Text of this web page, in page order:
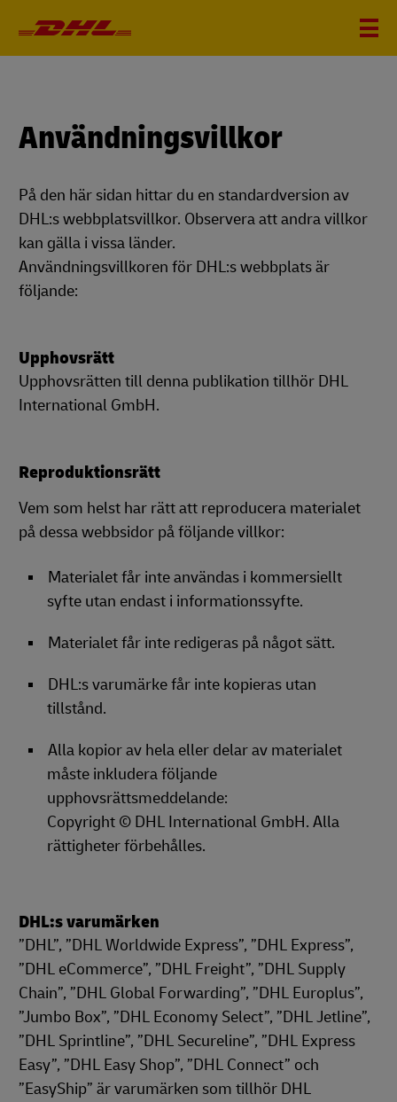
Användningsvillkor
På den här sidan hittar du en standardversion av
DHL:s webbplatsvillkor. Observera att andra villkor
kan gälla i vissa länder.
Användningsvillkoren för DHL:s webbplats är
följande:
Upphovsrätt
Upphovsrätten till denna publikation tillhör DHL
International GmbH.
Reproduktionsrätt
Vem som helst har rätt att reproducera materialet
på dessa webbsidor på följande villkor:
Materialet får inte användas i kommersiellt
syfte utan endast i informationssyfte.
Materialet får inte redigeras på något sätt.
DHL:s varumärke får inte kopieras utan
tillstånd.
Alla kopior av hela eller delar av materialet
måste inkludera följande
upphovsrättsmeddelande:
Copyright © DHL International GmbH. Alla
rättigheter förbehålles.
DHL:s varumärken
”DHL”, ”DHL Worldwide Express”, ”DHL Express”,
”DHL eCommerce”, ”DHL Freight”, ”DHL Supply
Chain”, ”DHL Global Forwarding”, ”DHL Europlus”,
”Jumbo Box”, ”DHL Economy Select”, ”DHL Jetline”,
”DHL Sprintline”, ”DHL Secureline”, ”DHL Express
Easy”, ”DHL Easy Shop”, ”DHL Connect” och
”EasyShip” är varumärken som tillhör DHL